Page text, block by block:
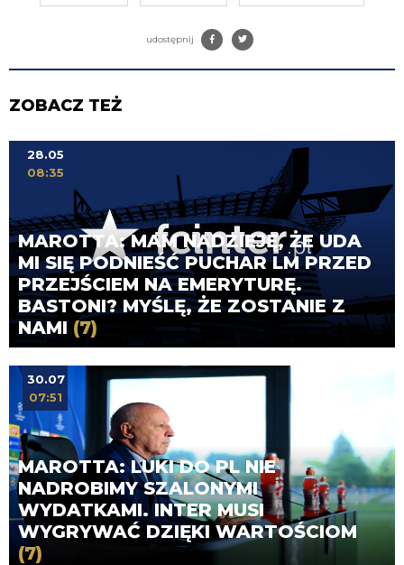
udostępnij
ZOBACZ TEŻ
MAROTTA: MAM NADZIEJĘ, ŻE UDA
MI SIĘ PODNIEŚĆ PUCHAR LM PRZED
PRZEJŚCIEM NA EMERYTURĘ.
BASTONI? MYŚLĘ, ŻE ZOSTANIE Z
NAMI (7)
28.05
08:35
MAROTTA: LUKI DO PL NIE
NADROBIMY SZALONYMI
WYDATKAMI. INTER MUSI
WYGRYWAĆ DZIĘKI WARTOŚCIOM
(7)
30.07
07:51